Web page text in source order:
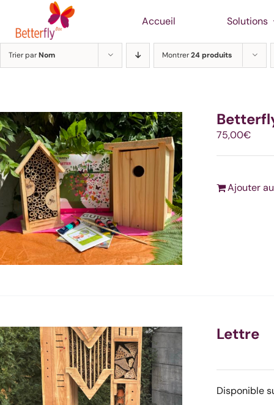
contenu
Accueil Solutions
Trier parNom Montrer24 produits
75,00€
Ajouter
Lettre
Disponible